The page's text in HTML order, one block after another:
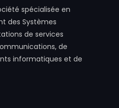
spécialisée en
des Systèmes
de services
de
informatiques et de